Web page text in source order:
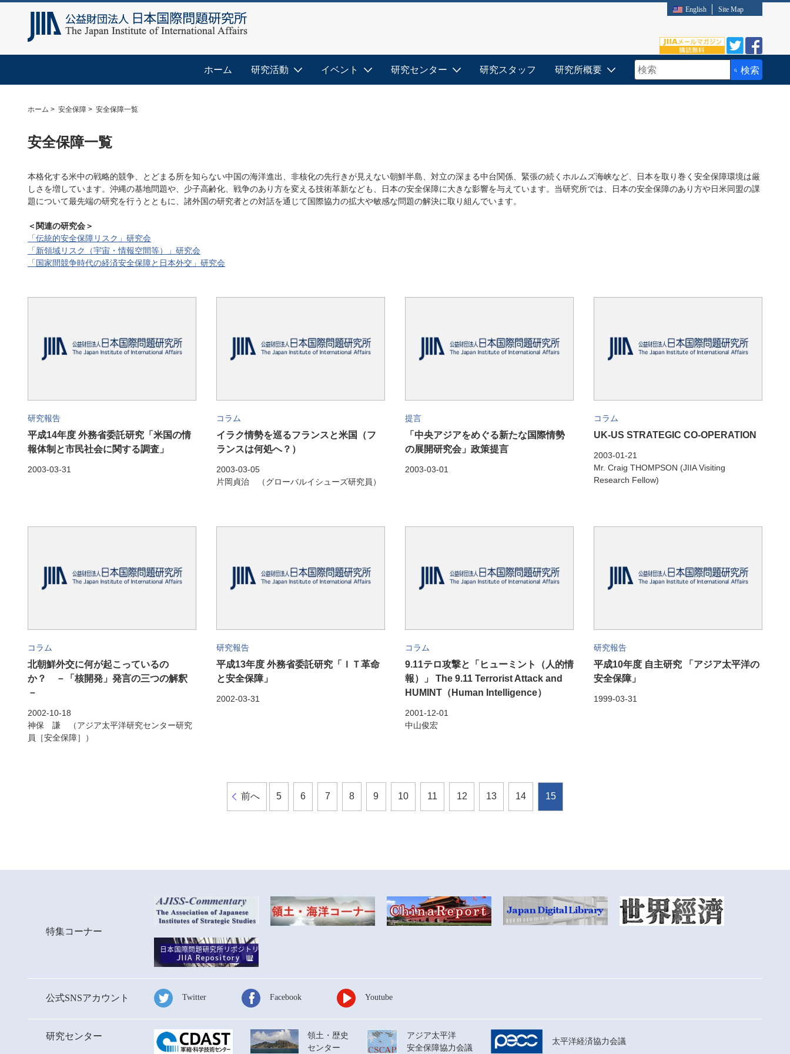
English Site Map
検索キーワード入力
検索
ホーム 研究活動 イベント 研究センター 研究スタッフ 研究所概要
ホーム 安全保障 安全保障一覧
安全保障一覧
本格化する米中の戦略的競争、とどまる所を知らない中国の海洋進出、非核化の先行きが見えない朝鮮半島、対立の深まる中台関係、緊張の続くホルムズ海峡など、日本を取り巻く安全保障環境は厳
しさを増しています。沖縄の基地問題や、少子高齢化、戦争のあり方を変える技術革新なども、日本の安全保障に大きな影響を与えています。当研究所では、日本の安全保障のあり方や日米同盟の課
題について最先端の研究を行うとともに、諸外国の研究者との対話を通じて国際協力の拡大や敏感な問題の解決に取り組んでいます。
＜関連の研究会＞
「伝統的安全保障リスク」研究会
「新領域リスク（宇宙・情報空間等）」研究会
「国家間競争時代の経済安全保障と日本外交」研究会
研究報告
平成14年度 外務省委託研究「米国の情
報体制と市民社会に関する調査」
2003-03-31
コラム
イラク情勢を巡るフランスと米国（フ
ランスは何処へ？）
2003-03-05
片岡貞治 （グローバルイシューズ研究員）
提⾔
「中央アジアをめぐる新たな国際情勢
の展開研究会」政策提言
2003-03-01
コラム
UK-US STRATEGIC CO-OPERATION
2003-01-21
Mr. Craig THOMPSON (JIIA Visiting
Research Fellow)
コラム
北朝鮮外交に何が起こっているの
か？ －「核開発」発言の三つの解釈
－
2002-10-18
神保 謙 （アジア太平洋研究センター研究
員［安全保障］）
研究報告
平成13年度 外務省委託研究「ＩＴ革命
と安全保障」
2002-03-31
コラム
9.11テロ攻撃と「ヒューミント（人的情
報）」 The 9.11 Terrorist Attack and
HUMINT（Human Intelligence）
2001-12-01
中山俊宏
研究報告
平成10年度 自主研究 「アジア太平洋の
安全保障」
1999-03-31
前へ 5 6 7 8 9 10 11 12 13 14 15
特集コーナー
公式SNSアカウント Twitter Facebook Youtube
研究センター
領土・歴史
センター
アジア太平洋
安全保障協力会議
太平洋経済協力会議